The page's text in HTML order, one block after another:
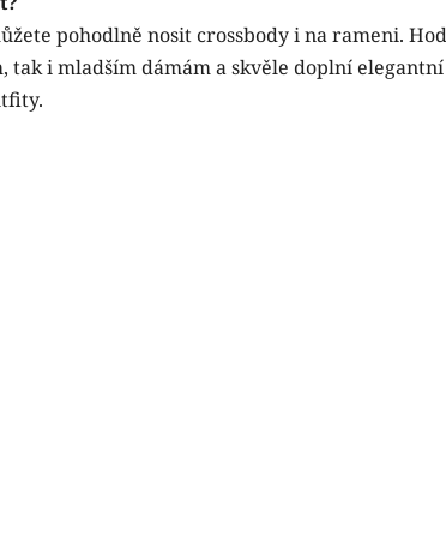
pohodlně nosit crossbody i na rameni.
tak i mladším dámám a skvěle doplní